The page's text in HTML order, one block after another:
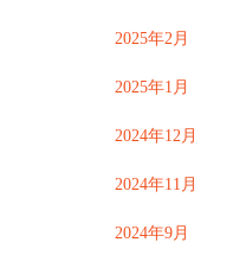
2025年2月
2025年1月
2024年12月
2024年11月
2024年9月